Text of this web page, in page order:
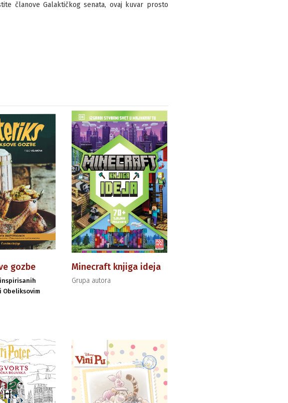
članove Galaktičkog senata, ovaj kuvar prosto
gozbe
Obeliksovim
Minecraft knjiga ideja
Grupa autora